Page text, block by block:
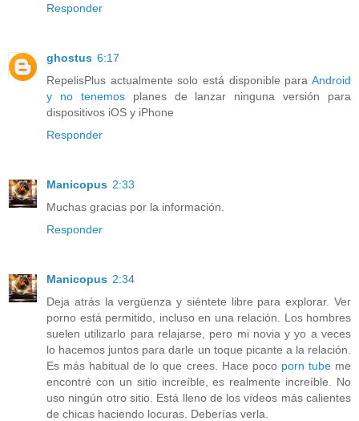
Responder
ghostus 6:17
RepelisPlus actualmente solo está disponible para Android
y no tenemosplanes de lanzar ninguna versión para
dispositivos iOS y iPhone
Responder
Manicopus 2:33
Muchas gracias por la información.
Responder
Manicopus 2:34
Deja atrás la vergüenza y siéntete libre para explorar. Ver
porno está permitido, incluso en una relación. Los hombres
suelen utilizarlo para relajarse, pero mi novia y yo a veces
lo hacemos juntos para darle un toque picante a la relación.
Es más habitual de lo que crees. Hace poco porn tubeme
encontré con un sitio increíble, es realmente increíble. No
uso ningún otro sitio. Está lleno de los vídeos más calientes
de chicas haciendo locuras. Deberías verla.